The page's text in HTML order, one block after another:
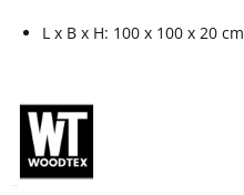
L x B x H: 100 x 100 x 20 cm